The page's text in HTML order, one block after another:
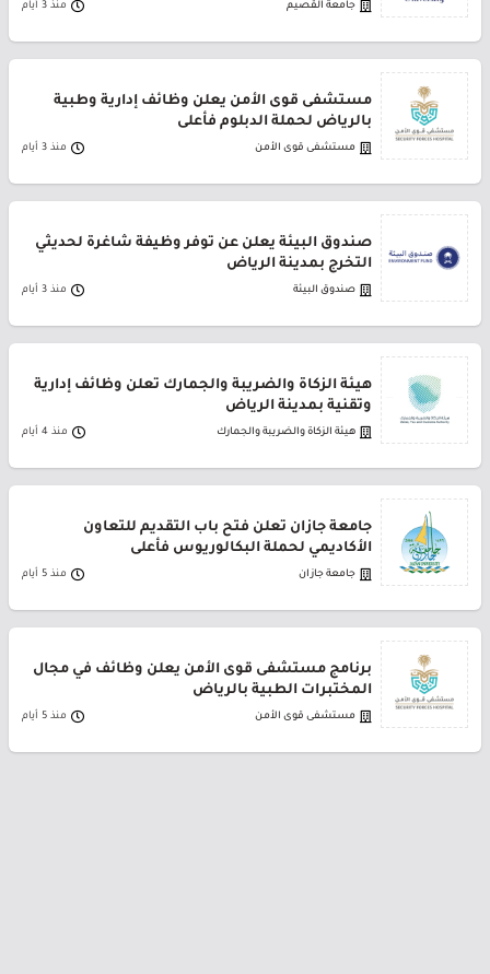
جامعة القصيم منذ 3 أيام
مستشفى قوى الأمن يعلن وظائف إدارية وطبية
بالرياض لحملة الدبلوم فأعلى
مستشفى قوى الأمن منذ 3 أيام
صندوق البيئة يعلن عن توفر وظيفة شاغرة لحديثي
التخرج بمدينة الرياض
صندوق البيئة منذ 3 أيام
هيئة الزكاة والضريبة والجمارك تعلن وظائف إدارية
وتقنية بمدينة الرياض
هيئة الزكاة والضريبة والجمارك منذ 4 أيام
جامعة جازان تعلن فتح باب التقديم للتعاون
الأكاديمي لحملة البكالوريوس فأعلى
جامعة جازان منذ 5 أيام
برنامج مستشفى قوى الأمن يعلن وظائف في مجال
المختبرات الطبية بالرياض
مستشفى قوى الأمن منذ 5 أيام